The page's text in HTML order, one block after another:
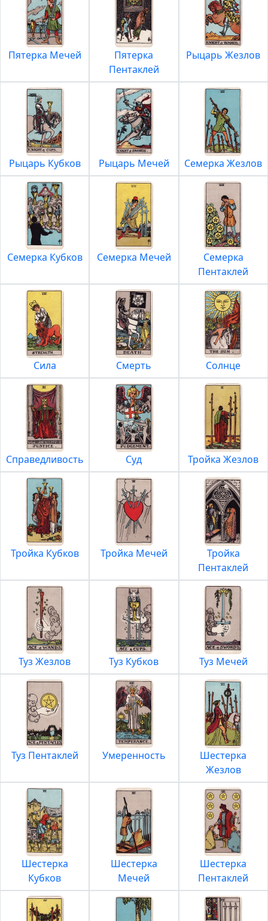
Пятерка Мечей
Пятерка
Пентаклей
Рыцарь Жезлов
Рыцарь Кубков Рыцарь Мечей Семерка Жезлов
Семерка Кубков Семерка Мечей
Семерка
Пентаклей
Сила Смерть Солнце
Справедливость Суд Тройка Жезлов
Тройка Кубков Тройка Мечей
Тройка
Пентаклей
Туз Жезлов Туз Кубков Туз Мечей
Туз Пентаклей Умеренность
Шестерка
Жезлов
Шестерка
Кубков
Шестерка
Мечей
Шестерка
Пентаклей